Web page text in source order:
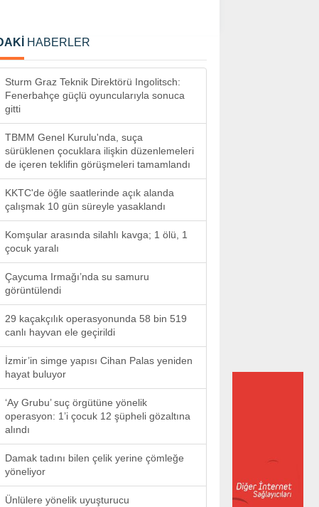
HABERLER
Sturm Graz Teknik Direktörü Ingolitsch:
Fenerbahçe güçlü oyuncularıyla sonuca
gitti
TBMM Genel Kurulu'nda, suça
sürüklenen çocuklara ilişkin düzenlemeleri
de içeren teklifin görüşmeleri tamamlandı
KKTC'de öğle saatlerinde açık alanda
çalışmak 10 gün süreyle yasaklandı
Komşular arasında silahlı kavga; 1 ölü, 1
çocuk yaralı
Çaycuma Irmağı’nda su samuru
görüntülendi
29 kaçakçılık operasyonunda 58 bin 519
canlı hayvan ele geçirildi
İzmir’in simge yapısı Cihan Palas yeniden
hayat buluyor
‘Ay Grubu’ suç örgütüne yönelik
operasyon: 1’i çocuk 12 şüpheli gözaltına
alındı
Damak tadını bilen çelik yerine çömleğe
yöneliyor
Ünlülere yönelik uyuşturucu